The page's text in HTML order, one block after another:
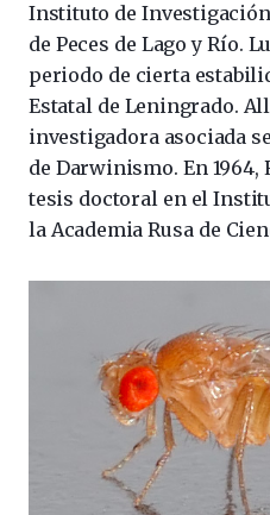
Instituto de
de Peces de Lago y Río.
periodo de cierta
Estatal de Leningrado.
investigadora asociada
de Darwinismo. En 1964,
tesis doctoral en el
la Academia Rusa de